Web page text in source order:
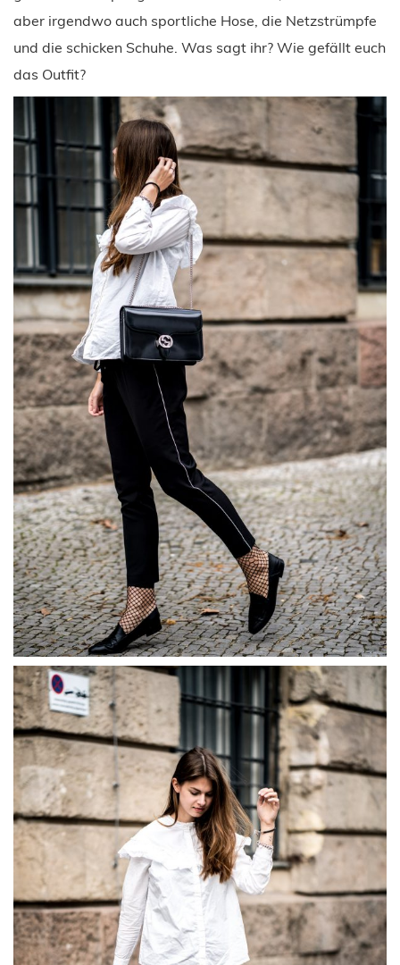
aber irgendwo auch sportliche Hose, die Netzstrümpfe
und die schicken Schuhe. Was sagt ihr? Wie gefällt euch
das Outfit?